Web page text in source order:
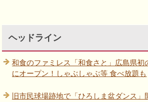
ヘッドライン
和食のファミレス「和食さと」広島県初
にオープン！しゃぶしゃぶ等 食べ放題も
旧市民球場跡地で「ひろしま盆ダンス」